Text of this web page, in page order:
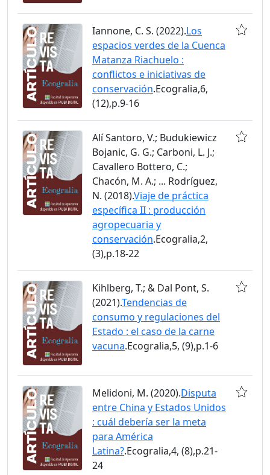
Iannone, C. S. (2022).Los
espacios verdes de la Cuenca
Matanza Riachuelo :
conflictos e iniciativas de
conservación.Ecogralia,6,
(12),p.9-16
Alí Santoro, V.; Budukiewicz
Bojanic, G. G.; Carboni, L. J.;
Cavallero Bottero, C.;
Chacón, M. A.; ... Rodríguez,
N. (2018).Viaje de práctica
específica II : producción
agropecuaria y
conservación.Ecogralia,2,
(3),p.18-22
Kihlberg, T.; & Dal Pont, S.
(2021).Tendencias de
consumo y regulaciones del
Estado : el caso de la carne
vacuna.Ecogralia,5, (9),p.1-6
Melidoni, M. (2020).Disputa
entre China y Estados Unidos
: cuál debería ser la meta
para América
Latina?.Ecogralia,4, (8),p.21-
24